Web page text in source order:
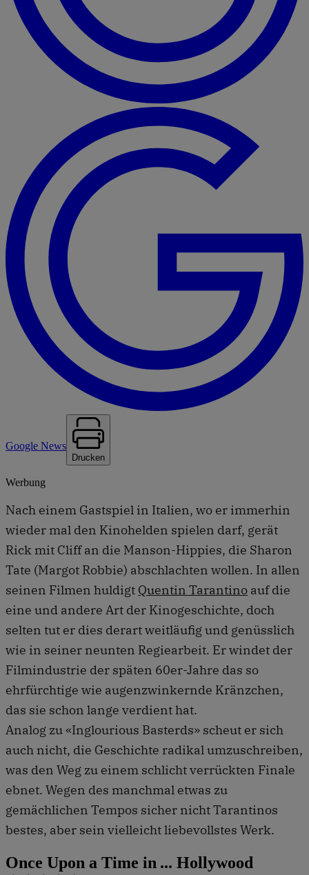
Google News
Drucken
Werbung
Nach einem Gastspiel in Italien, wo er immerhin
wieder mal den Kinohelden spielen darf, gerät
Rick mit Cliff an die Manson-Hippies, die Sharon
Tate (Margot Robbie) abschlachten wollen. In allen
seinen Filmen huldigt Quentin Tarantino auf die
eine und andere Art der Kinogeschichte, doch
selten tut er dies derart weitläufig und genüsslich
wie in seiner neunten Regiearbeit. Er windet der
Filmindustrie der späten 60er-Jahre das so
ehrfürchtige wie augenzwinkernde Kränzchen,
das sie schon lange verdient hat.
Analog zu «Inglourious Basterds» scheut er sich
auch nicht, die Geschichte radikal umzuschreiben,
was den Weg zu einem schlicht verrückten Finale
ebnet. Wegen des manchmal etwas zu
gemächlichen Tempos sicher nicht Tarantinos
bestes, aber sein vielleicht liebevollstes Werk.
Once Upon a Time in ... Hollywood